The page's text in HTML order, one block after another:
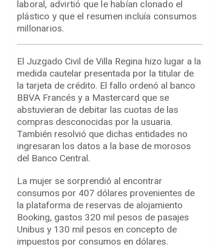
laboral, advirtió que le habían clonado el
plástico y que el resumen incluía consumos
millonarios.
El Juzgado Civil de Villa Regina hizo lugar a la
medida cautelar presentada por la titular de
la tarjeta de crédito. El fallo ordenó al banco
BBVA Francés y a Mastercard que se
abstuvieran de debitar las cuotas de las
compras desconocidas por la usuaria.
También resolvió que dichas entidades no
ingresaran los datos a la base de morosos
del Banco Central.
La mujer se sorprendió al encontrar
consumos por 407 dólares provenientes de
la plataforma de reservas de alojamiento
Booking, gastos 320 mil pesos de pasajes
Unibus y 130 mil pesos en concepto de
impuestos por consumos en dólares.